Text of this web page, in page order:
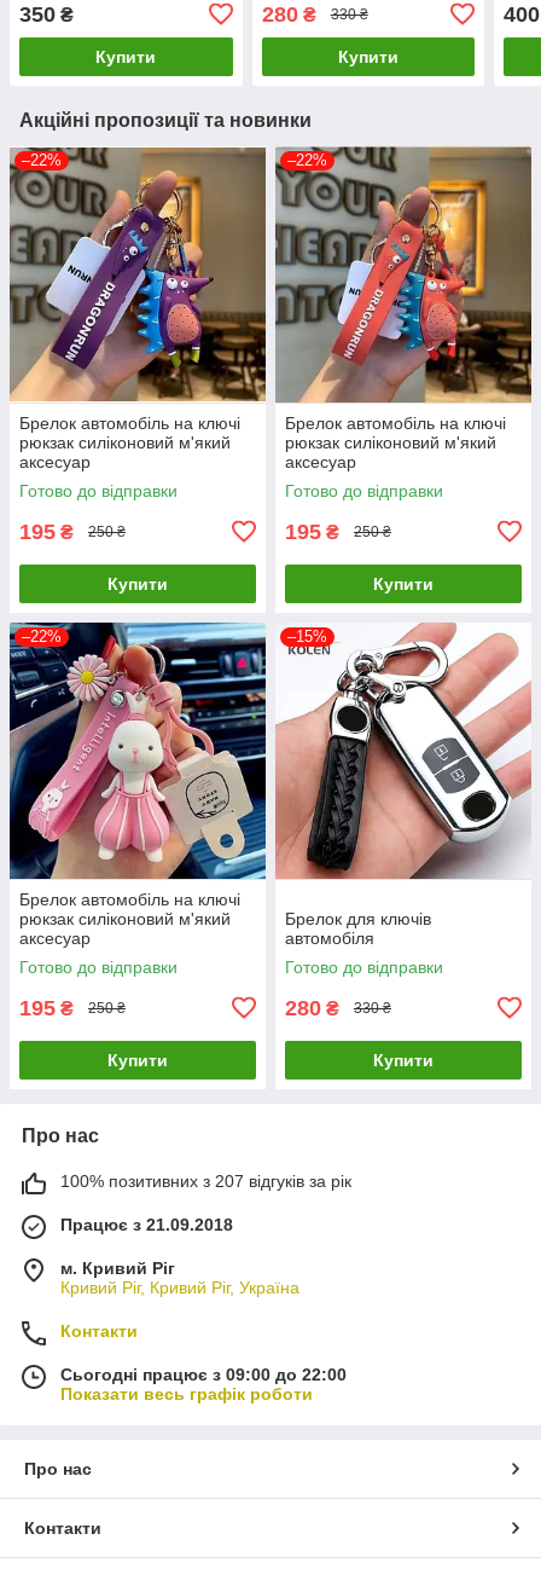
350 ₴
Купити
280₴ 330 ₴
Купити
400
Акційні пропозиції та новинки
–22%
Брелок автомобіль на ключі
рюкзак силіконовий м'який
аксесуар
Готово до відправки
195 ₴ 250 ₴
Купити
–22%
Брелок автомобіль на ключі
рюкзак силіконовий м'який
аксесуар
Готово до відправки
195 ₴ 250 ₴
Купити
–22%
Брелок автомобіль на ключі
рюкзак силіконовий м'який
аксесуар
Готово до відправки
195 ₴ 250 ₴
Купити
–15%
Брелок для ключів
автомобіля
Готово до відправки
280 ₴ 330 ₴
Купити
Про нас
100% позитивних з 207 відгуків за рік
Працює з 21.09.2018
м. Кривий Ріг
Кривий Ріг, Кривий Ріг, Україна
Контакти
Сьогодні працює з 09:00 до 22:00
Показати весь графік роботи
Про нас
Контакти